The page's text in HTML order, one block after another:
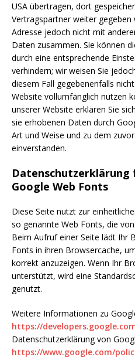
USA übertragen, dort
Vertragspartner weiter
Adresse jedoch nicht mit
Daten zusammen. Sie können
durch eine entsprechende
verhindern; wir weisen Sie
diesem Fall gegebenenfalls
Website vollumfänglich nutzen
unserer Website erklären Sie
sie erhobenen Daten durch
Art und Weise und zu dem
einverstanden.
Datenschutzerklärung
Google Web Fonts
Diese Seite nutzt zur
so genannte Web Fonts, die
Beim Aufruf einer Seite lädt Ihr
Fonts in ihren Browsercache,
korrekt anzuzeigen. Wenn Ihr
unterstützt, wird eine
genutzt.
Weitere Informationen zu
https://
Datenschutzerklärung von
https://www.google.com/